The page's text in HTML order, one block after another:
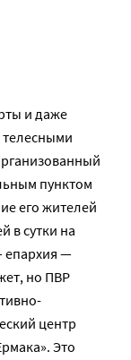
и даже
пунктом
его жителей
в сутки на
епархия —
но ПВР
центр
Это